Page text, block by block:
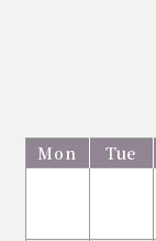
Mon Tue